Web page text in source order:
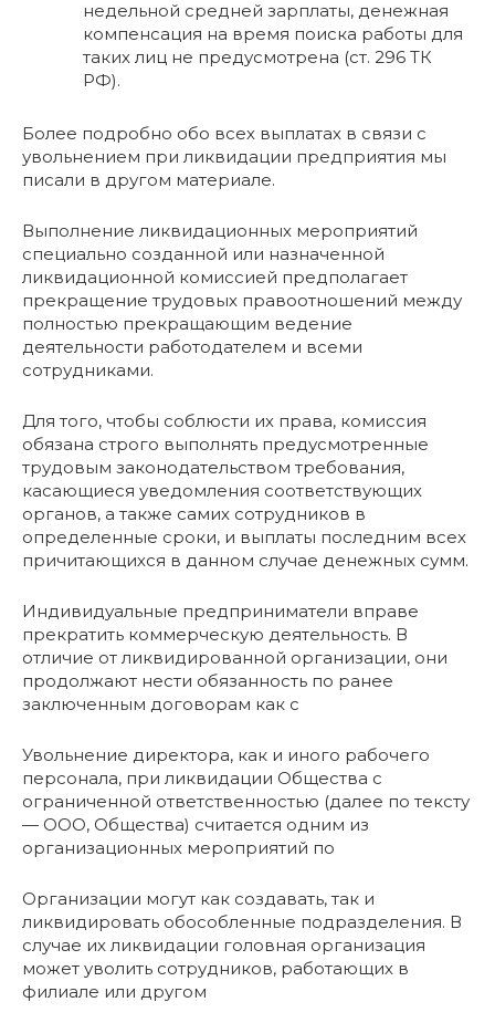
недельной средней зарплаты, денежная
компенсация на время поиска работы для
таких лиц не предусмотрена (ст. 296 ТК
РФ).
Более подробно обо всех выплатах в связи с
увольнением при ликвидации предприятия мы
писали в другом материале.
Выполнение ликвидационных мероприятий
специально созданной или назначенной
ликвидационной комиссией предполагает
прекращение трудовых правоотношений между
полностью прекращающим ведение
деятельности работодателем и всеми
сотрудниками.
Для того, чтобы соблюсти их права, комиссия
обязана строго выполнять предусмотренные
трудовым законодательством требования,
касающиеся уведомления соответствующих
органов, а также самих сотрудников в
определенные сроки, и выплаты последним всех
причитающихся в данном случае денежных сумм.
Индивидуальные предприниматели вправе
прекратить коммерческую деятельность. В
отличие от ликвидированной организации, они
продолжают нести обязанность по ранее
заключенным договорам как с
Увольнение директора, как и иного рабочего
персонала, при ликвидации Общества с
ограниченной ответственностью (далее по тексту
— ООО, Общества) считается одним из
организационных мероприятий по
Организации могут как создавать, так и
ликвидировать обособленные подразделения. В
случае их ликвидации головная организация
может уволить сотрудников, работающих в
филиале или другом